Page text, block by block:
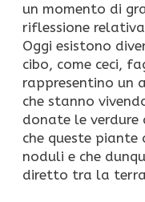
un momento di
riflessione
Oggi esistono
cibo, come ceci,
rappresentino un
che stanno
donate le verdure
che queste piante
noduli e che
diretto tra la